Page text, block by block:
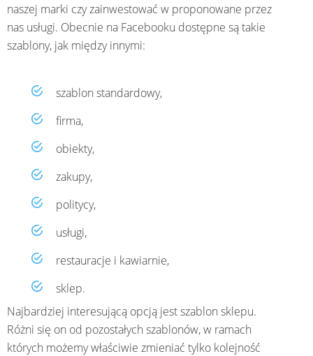
naszej marki czy zainwestować w proponowane przez
nas usługi. Obecnie na Facebooku dostępne są takie
szablony, jak między innymi:
szablon standardowy,
firma,
obiekty,
zakupy,
politycy,
usługi,
restauracje i kawiarnie,
sklep.
Najbardziej interesującą opcją jest szablon sklepu.
Różni się on od pozostałych szablonów, w ramach
których możemy właściwie zmieniać tylko kolejność